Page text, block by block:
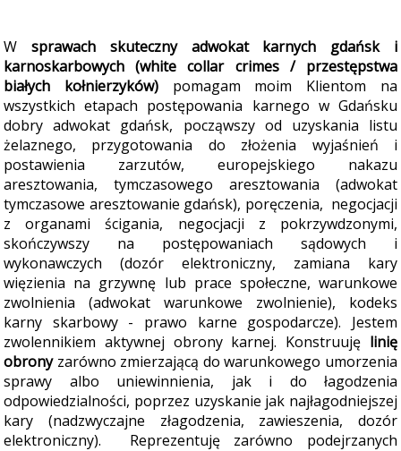
W sprawach skuteczny adwokat karnych gdańsk i
karnoskarbowych (white collar crimes / przestępstwa
białych kołnierzyków) pomagam moim Klientom na
wszystkich etapach postępowania karnego w Gdańsku
dobry adwokat gdańsk, począwszy od uzyskania listu
żelaznego, przygotowania do złożenia wyjaśnień i
postawienia zarzutów, europejskiego nakazu
aresztowania, tymczasowego aresztowania (adwokat
tymczasowe aresztowanie gdańsk), poręczenia, negocjacji
z organami ścigania, negocjacji z pokrzywdzonymi,
skończywszy na postępowaniach sądowych i
wykonawczych (dozór elektroniczny, zamiana kary
więzienia na grzywnę lub prace społeczne, warunkowe
zwolnienia (adwokat warunkowe zwolnienie), kodeks
karny skarbowy - prawo karne gospodarcze). Jestem
zwolennikiem aktywnej obrony karnej. Konstruuję linię
obronyzarówno zmierzającą do warunkowego umorzenia
sprawy albo uniewinnienia, jak i do łagodzenia
odpowiedzialności, poprzez uzyskanie jak najłagodniejszej
kary (nadzwyczajne złagodzenia, zawieszenia, dozór
elektroniczny). Reprezentuję zarówno podejrzanych